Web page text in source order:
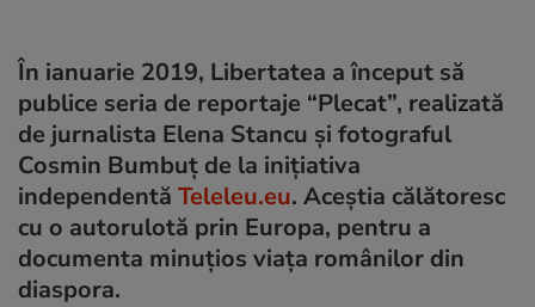
În ianuarie 2019, Libertatea a început să
publice seria de reportaje “Plecat”, realizată
de jurnalista Elena Stancu și fotograful
Cosmin Bumbuț de la inițiativa
independentă Teleleu.eu. Aceștia călătoresc
cu o autorulotă prin Europa, pentru a
documenta minuțios viața românilor din
diaspora.